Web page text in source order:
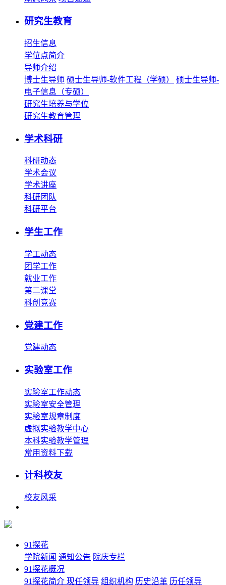
研究生教育
招生信息
学位点简介
导师介绍
博士生导师 硕士生导师-软件工程（学硕）
硕士生导师-
电子信息（专硕）
研究生培养与学位
研究生教育管理
学术科研
科研动态
学术会议
学术讲座
科研团队
科研平台
学生工作
学工动态
团学工作
就业工作
第二课堂
科创竞赛
党建工作
党建动态
实验室工作
实验室工作动态
实验室安全管理
实验室规章制度
虚拟实验教学中心
本科实验教学管理
常用资料下载
计科校友
校友风采
91探花
学院新闻 通知公告 院庆专栏
91探花概况
91探花简介 现任领导 组织机构 历史沿革 历任领导